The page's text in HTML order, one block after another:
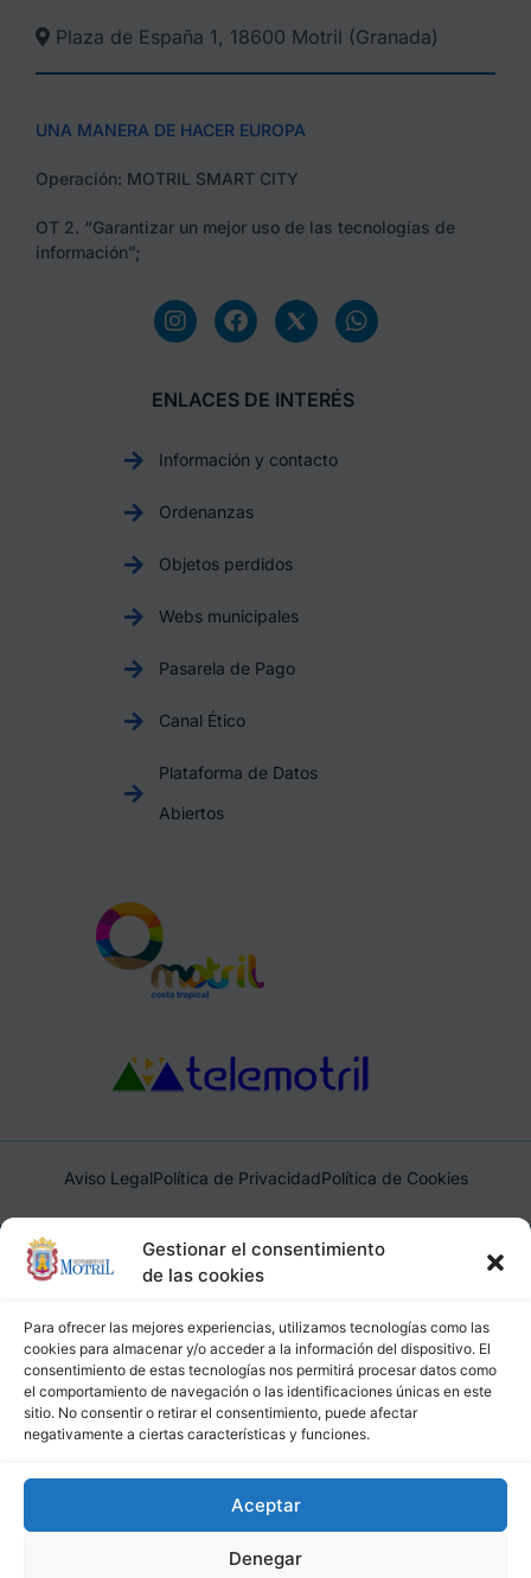
Gestionar el consentimiento
de las cookies
Para ofrecer las mejores experiencias, utilizamos tecnologías como las
cookies para almacenar y/o acceder a la información del dispositivo. El
consentimiento de estas tecnologías nos permitirá procesar datos como
el comportamiento de navegación o las identificaciones únicas en este
sitio. No consentir o retirar el consentimiento, puede afectar
negativamente a ciertas características y funciones.
Aceptar
Denegar
Plaza de España 1, 18600 Motril (Granada)​
UNA MANERA DE HACER EUROPA
Operación: MOTRIL SMART CITY
OT 2. “Garantizar un mejor uso de las tecnologías de
información”;
ENLACES DE INTERÉS
Información y contacto
Ordenanzas
Objetos perdidos
Webs municipales
Pasarela de Pago
Canal Ético
Plataforma de Datos
Abiertos
Aviso LegalPolítica de PrivacidadPolítica de Cookies
Ayuntamiento de Motril, Plaza de España, 1, 18600, Motril,
(Granada), CIF: P1814200J, DIR3: L01181400